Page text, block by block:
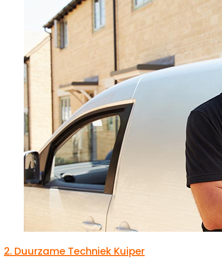
2. Duurzame Techniek Kuiper